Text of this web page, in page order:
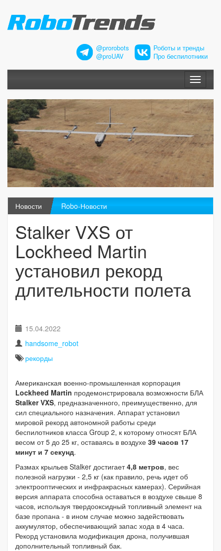
@prorobots
@proUAV
Роботы и тренды
Про беспилотники
Меню
Новости Robo-Новости
Stalker VXS от
Lockheed Martin
установил рекорд
длительности полета
15.04.2022
handsome_robot
рекорды
Американская военно-промышленная корпорация
Lockheed Martin продемонстрировала возможности БЛА
Stalker VXS, предназначенного, преимущественно, для
сил специального назначения. Аппарат установил
мировой рекорд автономной работы среди
беспилотников класса Group 2, к которому относят БЛА
весом от 5 до 25 кг, оставаясь в воздухе 39 часов 17
минут и 7 секунд.
Размах крыльев Stalker достигает4,8 метров, вес
полезной нагрузки - 2,5 кг (как правило, речь идет об
электрооптических и инфракрасных камерах). Серийная
версия аппарата способна оставаться в воздухе свыше 8
часов, используя твердооксидный топливный элемент на
базе пропана - в ином случае можно задействовать
аккумулятор, обеспечивающий запас хода в 4 часа.
Рекорд установила модификация дрона, получившая
дополнительный топливный бак.